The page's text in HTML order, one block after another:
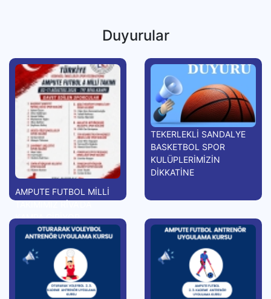
Duyurular
AMPUTE FUTBOL MİLLİ
KAMPA GİRİYOR
TEKERLEKLİ SANDALYE
BASKETBOL SPOR
KULÜPLERİMİZİN
DİKKATİNE